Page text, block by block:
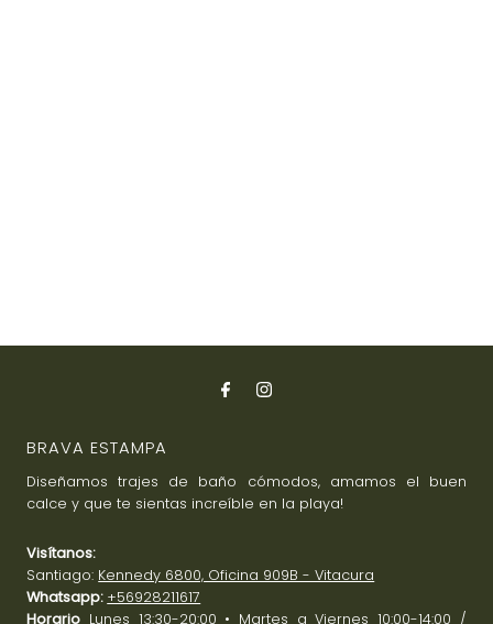
BRAVA ESTAMPA
Diseñamos trajes de baño cómodos, amamos el buen
calce y que te sientas increíble en la playa!
Visítanos:
Santiago: Kennedy 6800, Oficina 909B - Vitacura
Whatsapp: +56928211617
Horario Lunes 13:30-20:00 • Martes a Viernes 10:00-14:00 /